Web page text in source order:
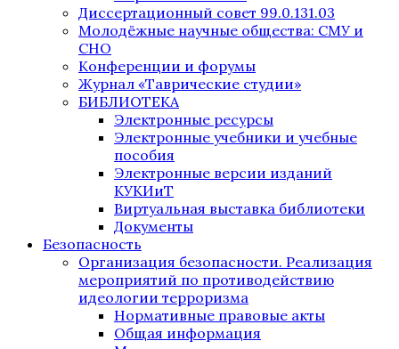
Диссертационный совет 99.0.131.03
Молодёжные научные общества: СМУ и
СНО
Конференции и форумы
Журнал «Таврические студии»
БИБЛИОТЕКА
Электронные ресурсы
Электронные учебники и учебные
пособия
Электронные версии изданий
КУКИиТ
Виртуальная выставка библиотеки
Документы
Безопасность
Организация безопасности. Реализация
мероприятий по противодействию
идеологии терроризма
Нормативные правовые акты
Общая информация